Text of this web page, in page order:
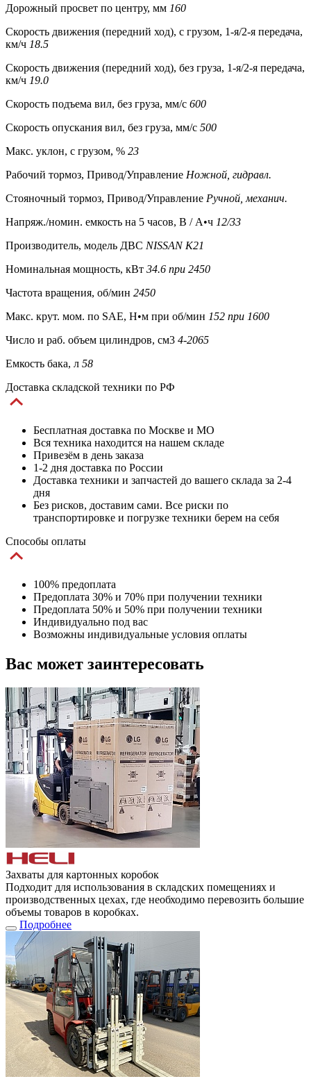
Дорожный просвет по центру, мм 160
Скорость движения (передний ход), с грузом, 1-я/2-я передача,
км/ч 18.5
Скорость движения (передний ход), без груза, 1-я/2-я передача,
км/ч 19.0
Скорость подъема вил, без груза, мм/с 600
Скорость опускания вил, без груза, мм/с 500
Макс. уклон, с грузом, % 23
Рабочий тормоз, Привод/Управление Ножной, гидравл.
Стояночный тормоз, Привод/Управление Ручной, механич.
Напряж./номин. емкость на 5 часов, В / А•ч 12/33
Производитель, модель ДВС NISSAN К21
Номинальная мощность, кВт 34.6 при 2450
Частота вращения, об/мин 2450
Макс. крут. мом. пo SAE, Н•м при об/мин 152 при 1600
Число и раб. объем цилиндров, см3 4-2065
Емкость бака, л 58
Доставка складской техники по РФ
Бесплатная доставка по Москве и МО
Вся техника находится на нашем складе
Привезём в день заказа
1-2 дня доставка по России
Доставка техники и запчастей до вашего склада за 2-4
дня
Без рисков, доставим сами. Все риски по
транспортировке и погрузке техники берем на себя
Способы оплаты
100% предоплата
Предоплата 30% и 70% при получении техники
Предоплата 50% и 50% при получении техники
Индивидуально под вас
Возможны индивидуальные условия оплаты
Вас может заинтересовать
Захваты для картонных коробок
Подходит для использования в складских помещениях и
производственных цехах, где необходимо перевозить большие
объемы товаров в коробках.
Подробнее